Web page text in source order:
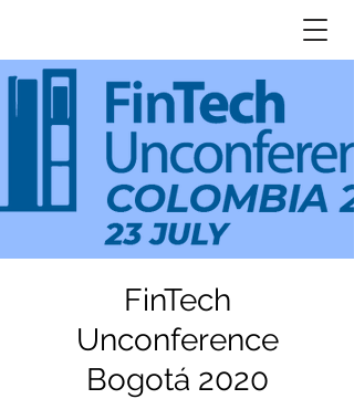
FinTech
Unconference
Bogotá 2020